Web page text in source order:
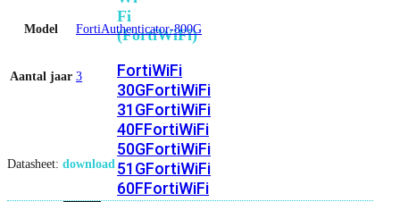
Fi
(FortiWiFi)
FortiWiFi
30GFortiWiFi
31GFortiWiFi
40FFortiWiFi
50GFortiWiFi
51GFortiWiFi
60FFortiWiFi
Model FortiAuthenticator-800G
Aantal jaar 3
Datasheet: download